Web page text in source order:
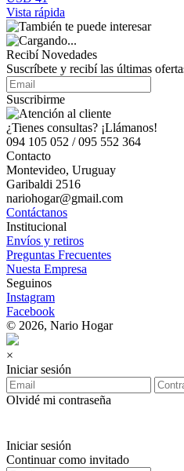
Vista rápida
Recibí Novedades
Suscríbete y recibí las últimas
Suscribirme
¿Tienes consultas? ¡Llámanos!
094 105 052 / 095 552 364
Contacto
Montevideo, Uruguay
Garibaldi 2516
nariohogar@gmail.com
Contáctanos
Institucional
Envíos y retiros
Preguntas Frecuentes
Nuesta Empresa
Seguinos
Instagram
Facebook
© 2026, Nario Hogar
×
Iniciar sesión
Olvidé mi contraseña
Iniciar sesión
Continuar como invitado